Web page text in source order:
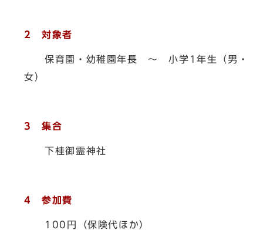
2 対象者
保育園・幼稚園年長 ～ 小学1年生（男・
女）
3 集合
下桂御霊神社
4 参加費
100円（保険代ほか）